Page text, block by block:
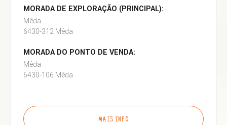
MORADA DE EXPLORAÇÃO (PRINCIPAL):
Mêda
6430-312 Mêda
MORADA DO PONTO DE VENDA:
Mêda
6430-106 Mêda
MAIS INFO